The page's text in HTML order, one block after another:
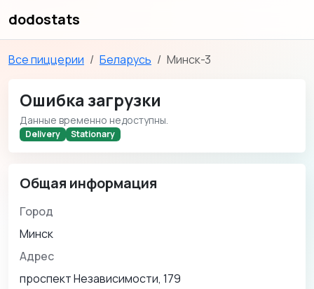
dodostats
Все пиццерии Беларусь Минск-3
Ошибка загрузки
Данные временно недоступны.
Delivery Stationary
Общая информация
Город
Минск
Адрес
проспект Независимости, 179